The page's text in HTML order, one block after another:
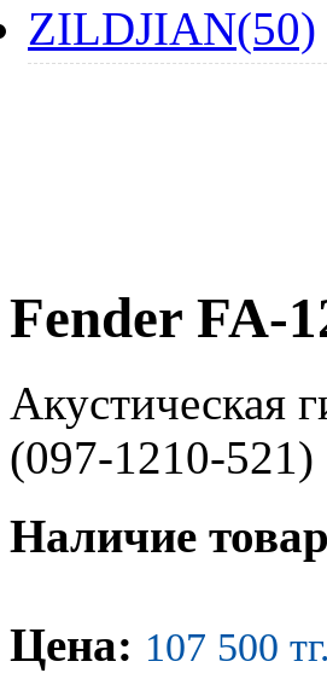
ZILDJIAN(50)
Fender FA-
Акустическая
(097-1210-521)
Наличие
Цена: 107 500 тг.